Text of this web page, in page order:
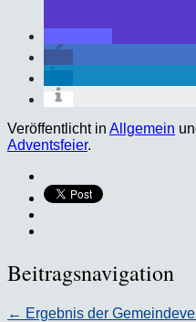
Veröffentlicht in Allgemein
Adventsfeier.
Beitragsnavigation
← Ergebnis der